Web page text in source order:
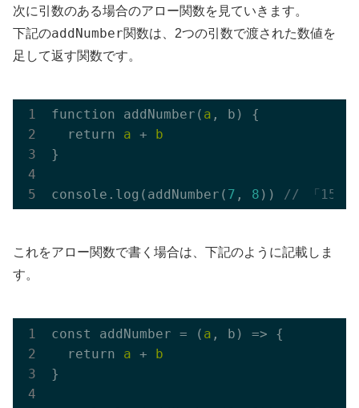
次に引数のある場合のアロー関数を見ていきます。
下記のaddNumber関数は、2つの引数で渡された数値を
足して返す関数です。
function addNumber( a , b) {
  return
a + b
}
console.log(addNumber( 7 , 8 )) // 「15」
これをアロー関数で書く場合は、下記のように記載しま
す。
const addNumber = ( a , b) => {
  return
a + b
}